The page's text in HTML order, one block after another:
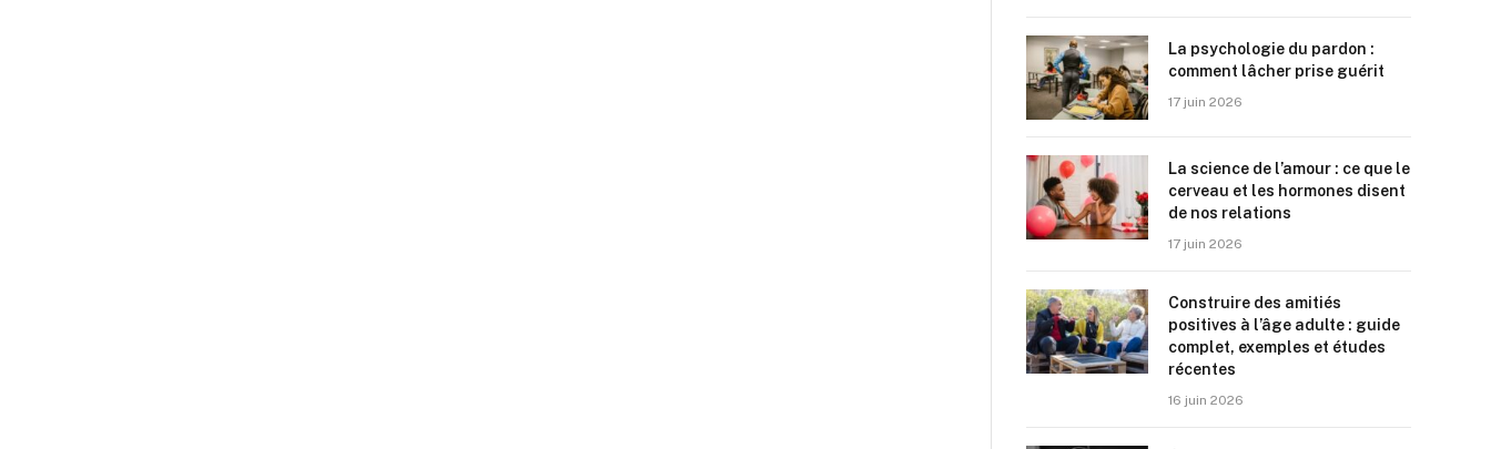
La psychologie du pardon :
comment lâcher prise guérit
17 juin 2026
La science de l’amour : ce que le
cerveau et les hormones disent
de nos relations
17 juin 2026
Construire des amitiés
positives à l’âge adulte : guide
complet, exemples et études
récentes
16 juin 2026